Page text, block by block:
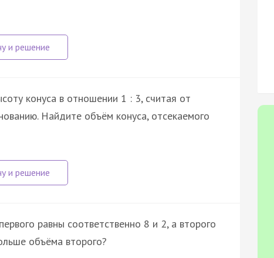
конуса в отношении 1 : 3, считая от
Найдите объём конуса, отсекаемого
равны соответственно 8 и 2, а второго
объёма второго?